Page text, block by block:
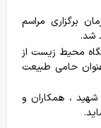
هدف
می کنم
برگزاری مراسم
شد.
محیط زیست از
حامی طبیعت
، همکاران و